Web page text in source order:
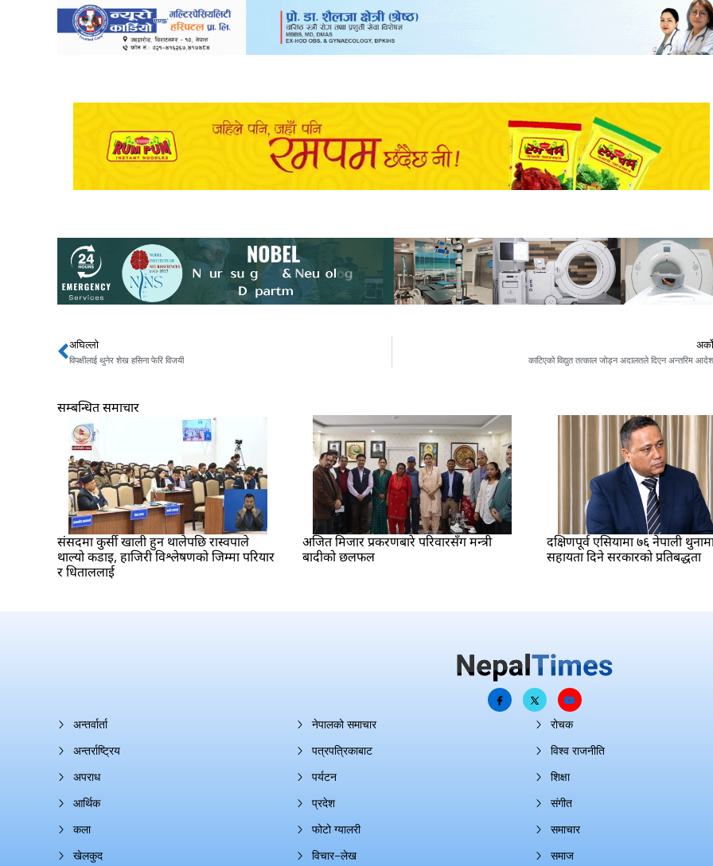
Prev
अघिल्लो
विपक्षीलाई थुनेर शेख हसिना फेरि विजयी
अर्को
काटिएको विद्युत तत्काल जोड्न अदालतले दिएन अन्तरिम आदेश
सम्बन्धित समाचार
संसदमा कुर्सी खाली हुन थालेपछि रास्वपाले
थाल्यो कडाइ, हाजिरी विश्लेषणको जिम्मा परियार
र धिताललाई
अजित मिजार प्रकरणबारे परिवारसँग मन्त्री
बादीको छलफल
दक्षिणपूर्व एसियामा ७६ नेपाली
सहायता दिने सरकारको प्रतिबद्धता
अन्तर्वार्ता
अन्तर्राष्ट्रिय
अपराध
आर्थिक
कला
खेलकुद
नेपालको समाचार
पत्रपत्रिकाबाट
पर्यटन
प्रदेश
फोटो ग्यालरी
विचार–लेख
रोचक
विश्व राजनीति
शिक्षा
संगीत
समाचार
समाज